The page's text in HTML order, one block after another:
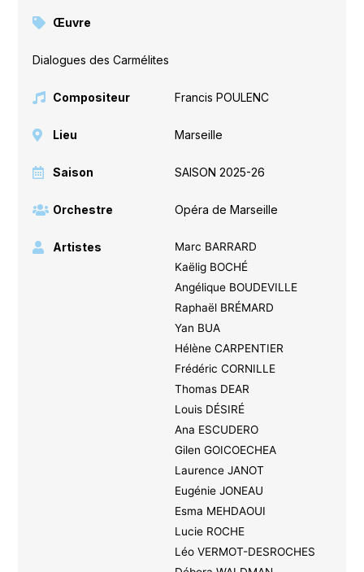
Œuvre
Dialogues des Carmélites
Compositeur Francis POULENC
Lieu Marseille
Saison SAISON 2025-26
Orchestre Opéra de Marseille
Artistes
Marc BARRARD
Kaëlig BOCHÉ
Angélique BOUDEVILLE
Raphaël BRÉMARD
Yan BUA
Hélène CARPENTIER
Frédéric CORNILLE
Thomas DEAR
Louis DÉSIRÉ
Ana ESCUDERO
Gilen GOICOECHEA
Laurence JANOT
Eugénie JONEAU
Esma MEHDAOUI
Lucie ROCHE
Léo VERMOT-DESROCHES